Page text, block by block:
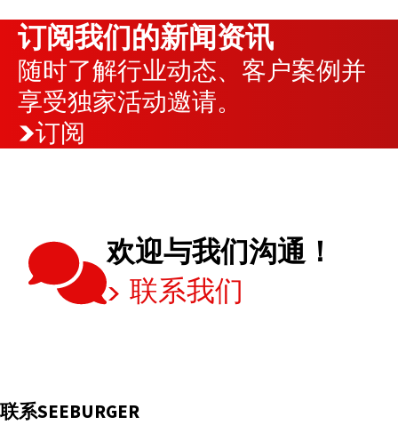
订阅我们的新闻资讯
随时了解行业动态、客户案例并
享受独家活动邀请。
订阅
欢迎与我们沟通！
联系我们
联系SEEBURGER